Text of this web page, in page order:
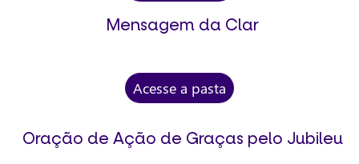
Mensagem da Clar
Acesse a pasta
Oração de Ação de Graças pelo Jubileu